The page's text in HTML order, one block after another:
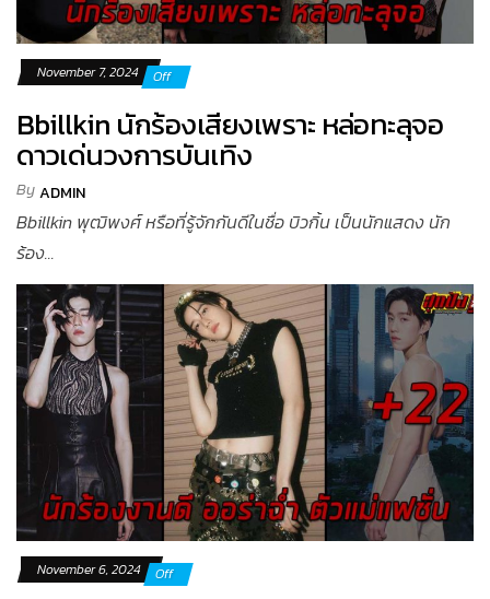
November 7, 2024 Off
Bbillkin นักร้องเสียงเพราะ หล่อทะลุจอ
ดาวเด่นวงการบันเทิง
ByADMIN
Bbillkin พุฒิพงศ์ หรือที่รู้จักกันดีในชื่อ บิวกิ้น เป็นนักแสดง นัก
ร้อง...
November 6, 2024 Off